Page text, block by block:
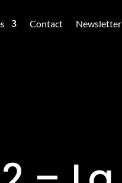
Contact Newsletter